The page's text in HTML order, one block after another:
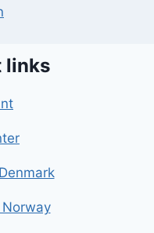
links